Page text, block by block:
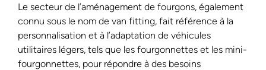
Le secteur de l’aménagement de fourgons, également
connu sous le nom de van fitting, fait référence à la
personnalisation et à l’adaptation de véhicules
utilitaires légers, tels que les fourgonnettes et les mini-
fourgonnettes, pour répondre à des besoins